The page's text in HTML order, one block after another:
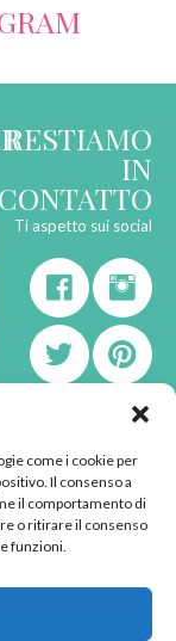
come i cookie per
Il consenso a
il comportamento di
o ritirare il consenso
funzioni.
RESTIAMO
IN
CONTATTO
Ti aspetto sui social
inMaMaStudiOs